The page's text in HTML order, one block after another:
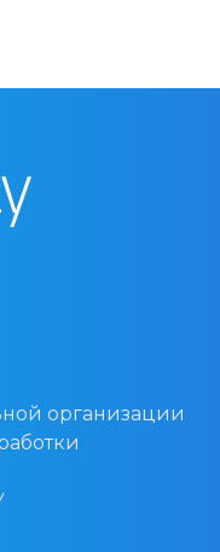
организации